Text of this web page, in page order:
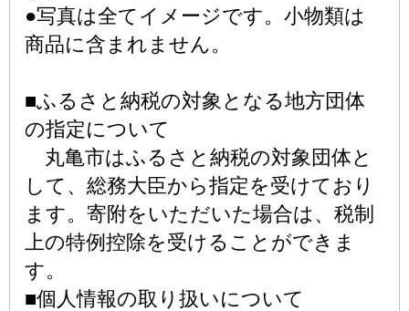
●写真は全てイメージです。小物類は
商品に含まれません。
■ふるさと納税の対象となる地方団体
の指定について
丸亀市はふるさと納税の対象団体と
して、総務大臣から指定を受けており
ます。寄附をいただいた場合は、税制
上の特例控除を受けることができま
す。
■個人情報の取り扱いについて